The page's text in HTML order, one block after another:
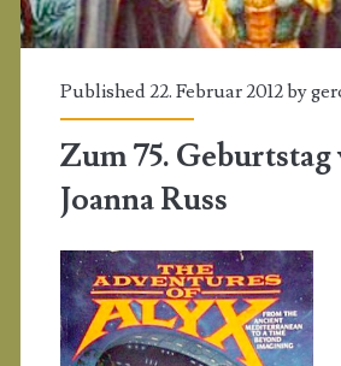
Published 22. Februar 2012 by
Zum 75. Geburtstag
Joanna Russ